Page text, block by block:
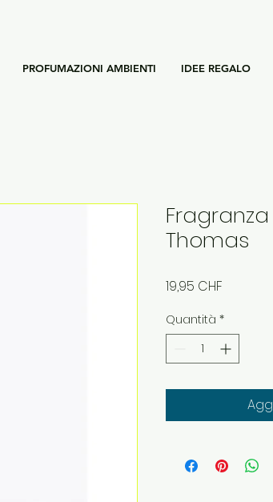
PROFUMAZIONI AMBIENTI IDEE REGALO
Thomas
19,95 CHF
Quantità *